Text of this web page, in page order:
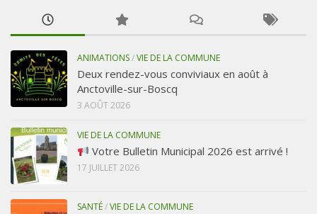
ANIMATIONS/VIE DE LA COMMUNE
Deux rendez-vous conviviaux en août à
Anctoville-sur-Boscq
3 AOÛT 2026
VIE DE LA COMMUNE
Votre Bulletin Municipal 2026 est arrivé !
17 JUILLET 2026
SANTÉ/VIE DE LA COMMUNE